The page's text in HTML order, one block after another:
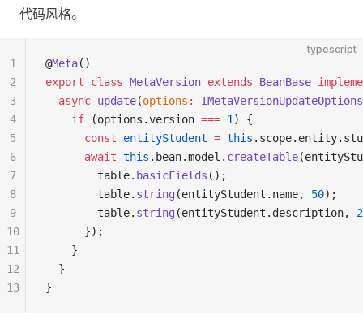
代码风格。
typescript
@Meta()
export class MetaVersion extends BeanBase
  async
update(options :
IMetaVersionUpdateOptions
    if
(options.version === 1 ) {
      const
entityStudent = this
      await
this .bean.model. createTable
        table.
basicFields ();
        table.
string (entityStudent.name, 50);
        table.
string (entityStudent.description,
      });
    }
  }
}
1
2
3
4
5
6
7
8
9
10
11
12
13